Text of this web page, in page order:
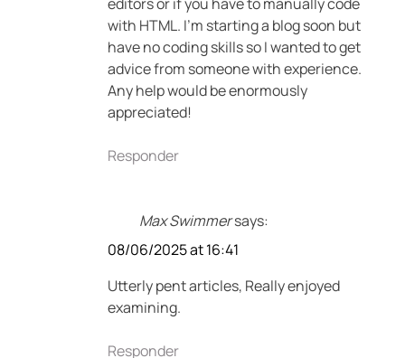
with HTML. I’m starting a blog soon but
have no coding skills so I wanted to get
advice from someone with experience.
Any help would be enormously
appreciated!
Responder
Max Swimmersays:
08/06/2025 at 16:41
Utterly pent articles, Really enjoyed
examining.
Responder